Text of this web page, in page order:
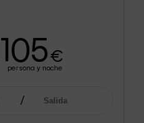
105€
persona y noche